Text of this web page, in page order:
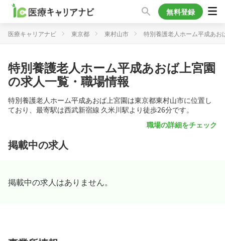
無料登録
医療キャリアナビ 東京都 東村山市 特別養護老人ホーム平成あお
特別養護老人ホーム平成あおば上宮園
の求人一覧・職場情報
特別養護老人ホーム平成あおば上宮園は東京都東村山市に位置し
ており、最寄駅は西武新宿線 久米川駅より徒歩26分です。
職場の詳細をチェック
掲載中の求人
掲載中の求人はありません。